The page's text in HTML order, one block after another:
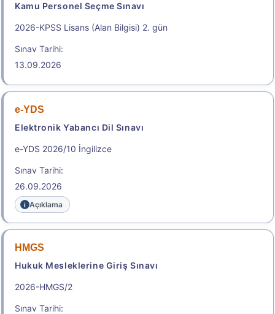
Kamu Personel Seçme Sınavı
2026-KPSS Lisans (Alan Bilgisi) 2. gün
Sınav Tarihi:
13.09.2026
e-YDS
Elektronik Yabancı Dil Sınavı
e-YDS 2026/10 İngilizce
Sınav Tarihi:
26.09.2026
Açıklama
HMGS
Hukuk Mesleklerine Giriş Sınavı
2026-HMGS/2
Sınav Tarihi: